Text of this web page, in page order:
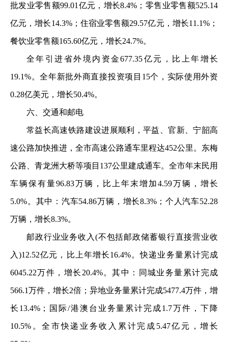
批发业零售额99.01亿元，增长8.4%；零售业零售额525.14
亿元，增长14.3%；住宿业零售额29.57亿元，增长11.1%；
餐饮业零售额165.60亿元，增长24.7%。
全年引进省外境内资金677.35亿元，比上年增长
19.1%。全年新批外商直接投资项目15个，实际使用外资
0.28亿美元，增长50.4%。
六、交通和邮电
常益长高速铁路建设进展顺利，平益、官新、宁韶高
速公路加快推进，全市高速公路通车里程达452公里。东梅
公路、青龙洲大桥等项目137公里建成通车。全市年末民用
车辆保有量96.83万辆，比上年末增加4.59万辆，增长
5.0%。其中：汽车54.86万辆，增长8.3%；个人汽车52.28
万辆，增长8.3%。
邮政行业业务收入(不包括邮政储蓄银行直接营业收
入)12.52亿元，比上年增长16.4%。快递业务量累计完成
6045.22万件，增长20.4%。其中：同城业务量累计完成
566.1万件，增长2倍；异地业务量累计完成5477.4万件，增
长13.4%；国际/港澳台业务量累计完成1.7万件，下降
10.5%。全市快递业务收入累计完成5.47亿元，增长